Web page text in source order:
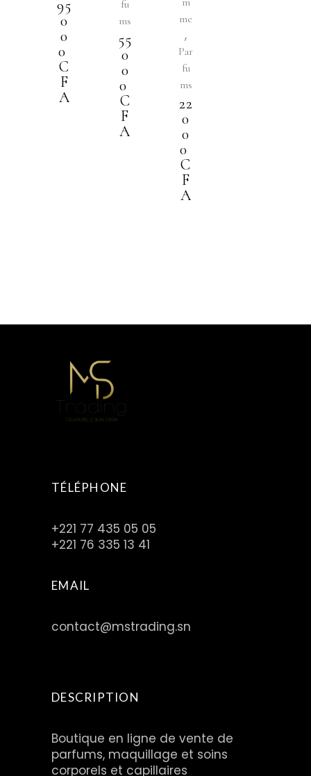
95
0
0
0
C
F
A
fu
ms
55
0
0
0
C
F
A
me
,
Par
fu
ms
22
0
0
0
C
F
A
TÉLÉPHONE
+221 77 435 05 05
+221 76 335 13 41
EMAIL
contact@mstrading.sn
DESCRIPTION
Boutique en ligne de vente de
parfums, maquillage et soins
corporels et capillaires